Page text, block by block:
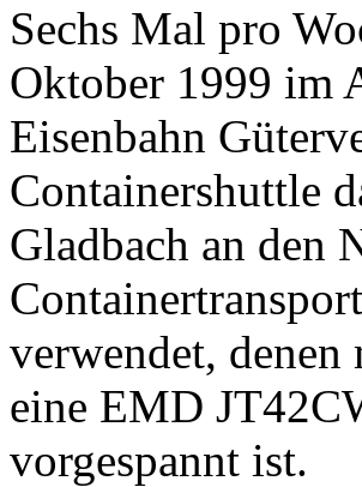
Sechs Mal pro
Oktober 1999 im
Eisenbahn
Containershuttle
Gladbach an den
verwendet,
eine EMD
vorgespannt ist.